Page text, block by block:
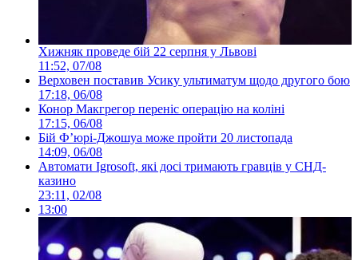
Хижняк проведе бій 22 серпня у Львові
11:52, 07/08
Верховен поставив Усику ультиматум щодо другого бою
17:18, 06/08
Конор Макгрегор переніс операцію на коліні
17:15, 06/08
Бій Ф’юрі-Джошуа може пройти 20 листопада
14:09, 06/08
Автомати Igrosoft, які досі тримають гравців у СНД-
казино
23:11, 02/08
13:00